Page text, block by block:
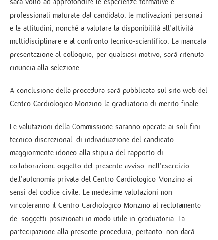
professionali maturate dal candidato, le motivazioni personali
e le attitudini, nonché a valutare la disponibilità all'attività
multidisciplinare e al confronto tecnico-scientifico. La mancata
presentazione al colloquio, per qualsiasi motivo, sarà ritenuta
rinuncia alla selezione.
A conclusione della procedura sarà pubblicata sul sito web del
Centro Cardiologico Monzino la graduatoria di merito finale.
Le valutazioni della Commissione saranno operate ai soli fini
tecnico-discrezionali di individuazione del candidato
maggiormente idoneo alla stipula del rapporto di
collaborazione oggetto del presente avviso, nell’esercizio
dell’autonomia privata del Centro Cardiologico Monzino ai
sensi del codice civile. Le medesime valutazioni non
vincoleranno il Centro Cardiologico Monzino al reclutamento
dei soggetti posizionati in modo utile in graduatoria. La
partecipazione alla presente procedura, pertanto, non darà